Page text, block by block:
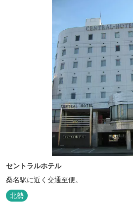
セントラルホテル
桑名駅に近く交通至便。
北勢